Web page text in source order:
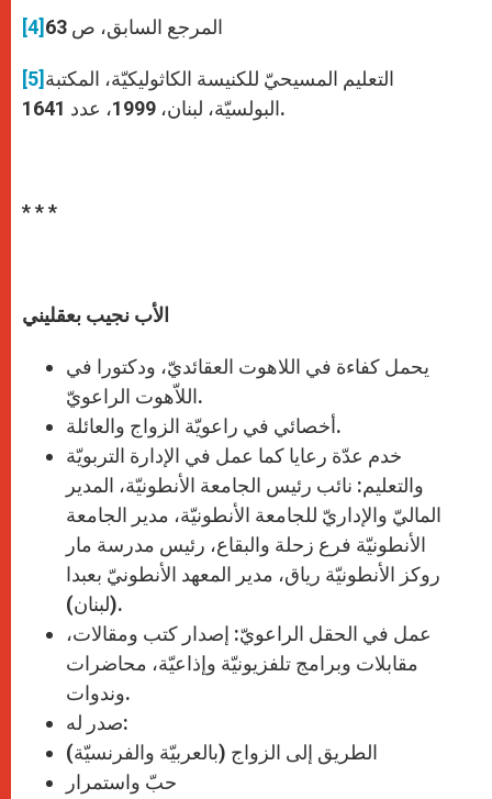
[4] المرجع السابق، ص 63
[5] التعليم المسيحيّ للكنيسة الكاثوليكيّة، المكتبة
البولسيّة، لبنان، 1999، عدد 1641.
* * *
الأب نجيب بعقليني
يحمل كفاءة في اللاهوت العقائديّ، ودكتورا في
اللاّهوت الراعويّ.
أخصائي في راعويّة الزواج والعائلة.
خدم عدّة رعايا كما عمل في الإدارة التربويّة
والتعليم: نائب رئيس الجامعة الأنطونيّة، المدير
الماليّ والإداريّ للجامعة الأنطونيّة، مدير الجامعة
الأنطونيّة فرع زحلة والبقاع، رئيس مدرسة مار
روكز الأنطونيّة رياق، مدير المعهد الأنطونيّ بعبدا
(لبنان).
عمل في الحقل الراعويّ: إصدار كتب ومقالات،
مقابلات وبرامج تلفزيونيّة وإذاعيّة، محاضرات
وندوات.
صدر له:
الطريق إلى الزواج (بالعربيّة والفرنسيّة)
حبّ واستمرار